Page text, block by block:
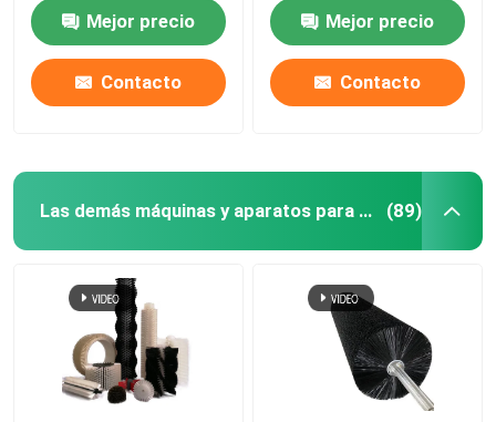
personalizado
Mejor precio
Contacto
Mejor precio
Contacto
Las demás máquinas y aparatos para la fabricación de plásticos (89)